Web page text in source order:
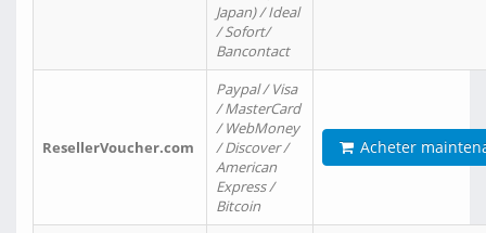
Japan) / Ideal
/ Sofort/
Bancontact
ResellerVoucher.com
Paypal / Visa
/ MasterCard
/ WebMoney
/ Discover /
American
Express /
Bitcoin
Acheter